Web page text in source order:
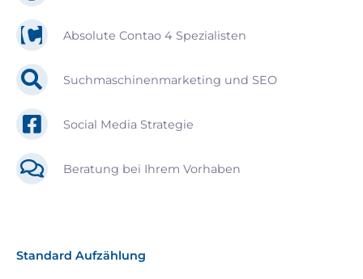
Absolute Contao 4 Spezialisten
Suchmaschinenmarketing und SEO
Social Media Strategie
Beratung bei Ihrem Vorhaben
Standard Aufzählung